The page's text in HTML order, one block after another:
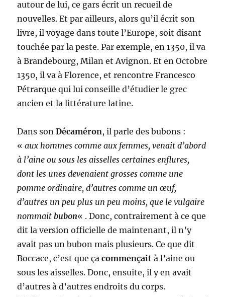
autour de lui, ce gars écrit un recueil de
nouvelles. Et par ailleurs, alors qu’il écrit son
livre, il voyage dans toute l’Europe, soit disant
touchée par la peste. Par exemple, en 1350, il va
à Brandebourg, Milan et Avignon. Et en Octobre
1350, il va à Florence, et rencontre Francesco
Pétrarque qui lui conseille d’étudier le grec
ancien et la littérature latine.
Dans sonDécaméron, il parle des bubons :
«aux hommes comme aux femmes, venait d’abord
à l’aine ou sous les aisselles certaines enflures,
dont les unes devenaient grosses comme une
pomme ordinaire, d’autres comme un œuf,
d’autres un peu plus un peu moins, que le vulgaire
nommaitbubon« . Donc, contrairement à ce que
dit la version officielle de maintenant, il n’y
avait pas un bubon mais plusieurs. Ce que dit
Boccace, c’est que çacommençaità l’aine ou
sous les aisselles. Donc, ensuite, il y en avait
d’autres à d’autres endroits du corps.